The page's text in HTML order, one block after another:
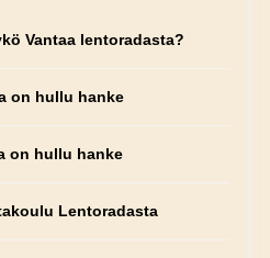
Vantaa lentoradasta?
on hullu hanke
on hullu hanke
Lentoradasta